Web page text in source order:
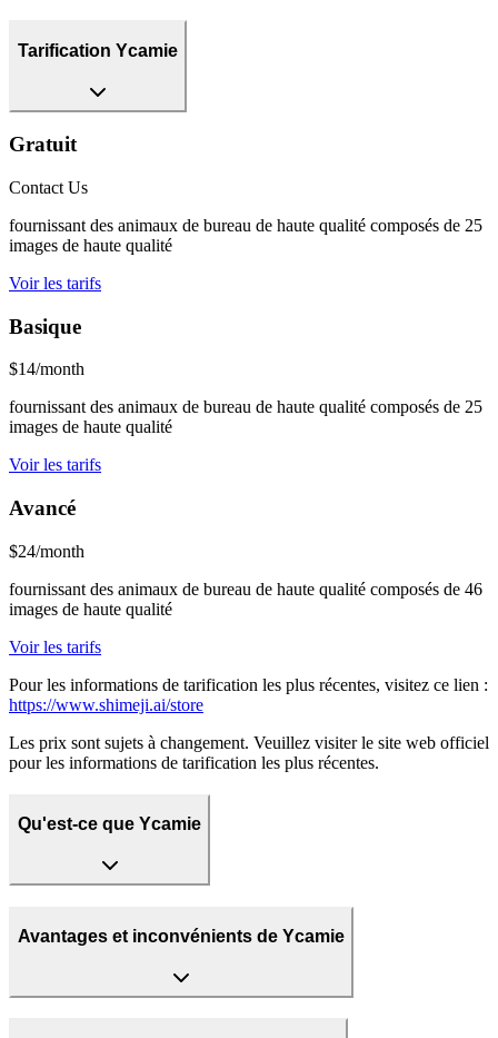
Tarification Ycamie
Gratuit
Contact Us
fournissant des animaux de bureau de haute qualité composés de 25
images de haute qualité
Voir les tarifs
Basique
$14/month
fournissant des animaux de bureau de haute qualité composés de 25
images de haute qualité
Voir les tarifs
Avancé
$24/month
fournissant des animaux de bureau de haute qualité composés de 46
images de haute qualité
Voir les tarifs
Pour les informations de tarification les plus récentes, visitez ce lien :
https://www.shimeji.ai/store
Les prix sont sujets à changement. Veuillez visiter le site web officiel
pour les informations de tarification les plus récentes.
Qu'est-ce que Ycamie
Avantages et inconvénients de Ycamie